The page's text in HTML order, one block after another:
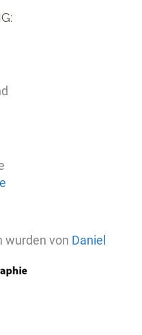
wurden von Daniel